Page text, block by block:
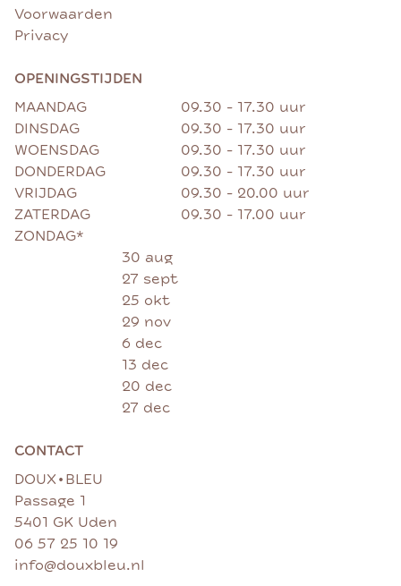
Voorwaarden
Privacy
OPENINGSTIJDEN
MAANDAG
09.30 - 17.30 uur
DINSDAG
09.30 - 17.30 uur
WOENSDAG
09.30 - 17.30 uur
DONDERDAG
09.30 - 17.30 uur
VRIJDAG
09.30 - 20.00 uur
ZATERDAG
09.30 - 17.00 uur
ZONDAG*
30 aug
27 sept
25 okt
29 nov
6 dec
13 dec
20 dec
27 dec
CONTACT
DOUX • BLEU
Passage 1
5401 GK Uden
06 57 25 10 19
info@douxbleu.nl